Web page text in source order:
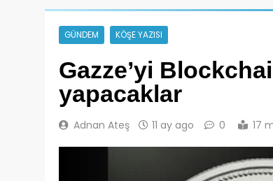
GÜNDEM KÖŞE YAZISI
Gazze’yi
yapacaklar
Adnan Ateş 11 ay ago 0 17